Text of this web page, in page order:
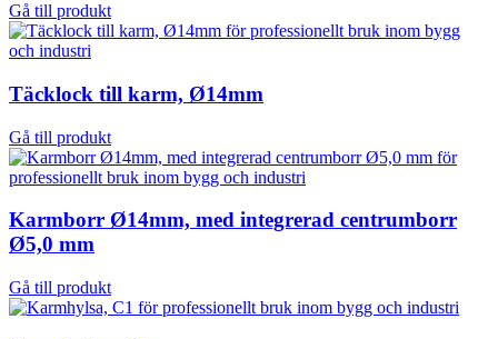
Gå till produkt
Täcklock till karm, Ø14mm
Gå till produkt
Karmborr Ø14mm, med integrerad centrumborr
Ø5,0 mm
Gå till produkt